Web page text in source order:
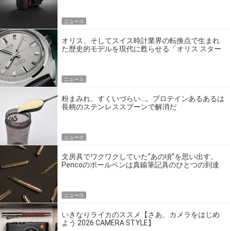
ニュース
オリス、そしてスイス時計業界の転換点で生まれ
た歴史的モデルを現代に甦らせる「オリス スター
ニュース
粉まみれ、すくいづらい…。プロテインあるあるは
長柄のステンレススプーンで解消だ
ニュース
文房具でワクワクしていた“あの頃”を思い出す。
Pencoのボールペンは真鍮筆記具のひとつの到達
ニュース
いきなりライカのススメ【さあ、カメラをはじめ
よう 2026 CAMERA STYLE】